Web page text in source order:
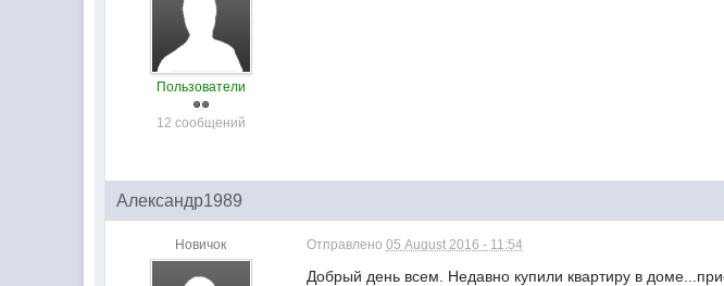
Пользователи
12 сообщений
Александр1989
Новичок Отправлено05 August 2016 - 11:54
Добрый день всем. Недавно купили квартиру в